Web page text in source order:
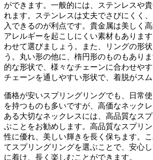
ができます。一般的には、 ステンレスや
れます。ステンレスは丈夫でさびにくく
入できるのが利点です。貴金属は美しく
アレルギーを起こしにくい素材もありま
わせて選びましょう。また、
リングの形状
う。丸い形の他に、楕円形のものもあり
的な形状で、様々なチェーンに合わせや
チェーンを通しやすい形状で、着脱がスム
価格が安いスプリングリングでも、日常
を持つものも多いですが、 高価なネック
ある大切なネックレスには、 高品質なス
ぶことをお勧めします。高品質なスプリン
性に優れ、 美しい輝き を長く保ちます。
てスプリングリングを選ぶことで、安心
に着け、長く楽しむことができます。